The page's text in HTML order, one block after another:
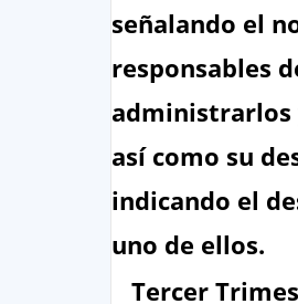
señalando el
responsables
administrarlos
así como su
indicando el
uno de ellos.
Tercer